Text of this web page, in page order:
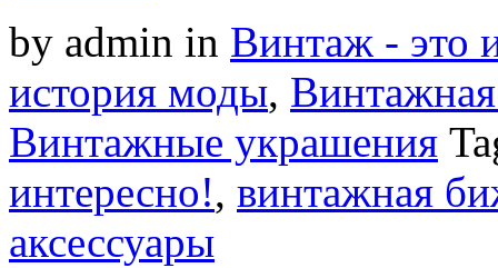
by admin in Винтаж - это
история моды,
Винтажные украшения
интересно!, винтажная
аксессуары